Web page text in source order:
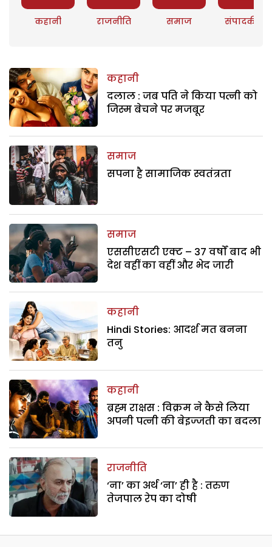
कहानी राजनीति समाज संपादकीय
कहानी
दलाल : जब पति ने किया पत्नी को
जिस्म बेचने पर मजबूर
समाज
सपना है सामाजिक स्वतंत्रता
समाज
एससीएसटी एक्ट – 37 वर्षों बाद भी
देश वहीं का वहीं और भेद जारी
कहानी
Hindi Stories: आदर्श मत बनना
तनु
कहानी
ब्रह्म राक्षस : विक्रम ने कैसे लिया
अपनी पत्नी की बेइज्जती का बदला
राजनीति
‘ना’ का अर्थ ‘ना’ ही है : तरुण
तेजपाल रेप का दोषी